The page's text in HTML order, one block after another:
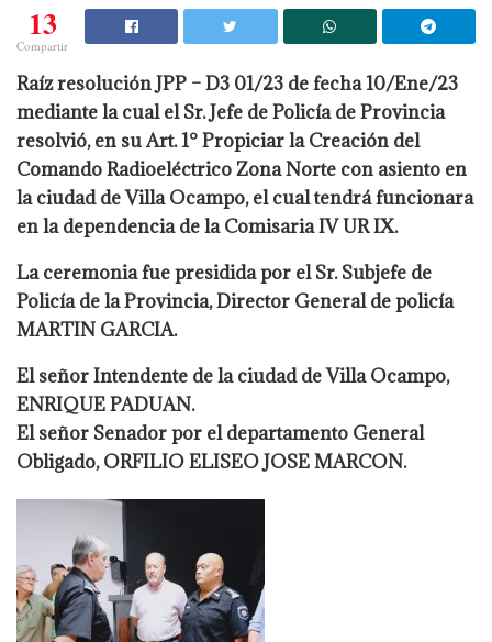
13
Compartir
Raíz resolución JPP – D3 01/23 de fecha 10/Ene/23
mediante la cual el Sr. Jefe de Policía de Provincia
resolvió, en su Art. 1° Propiciar la Creación del
Comando Radioeléctrico Zona Norte con asiento en
la ciudad de Villa Ocampo, el cual tendrá funcionara
en la dependencia de la Comisaria IV UR IX.
La ceremonia fue presidida por el Sr. Subjefe de
Policía de la Provincia, Director General de policía
MARTIN GARCIA.
El señor Intendente de la ciudad de Villa Ocampo,
ENRIQUE PADUAN.
El señor Senador por el departamento General
Obligado, ORFILIO ELISEO JOSE MARCON.